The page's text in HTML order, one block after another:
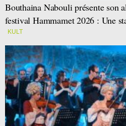
Bouthaina Nabouli présente son
festival Hammamet 2026 : Une
KULT